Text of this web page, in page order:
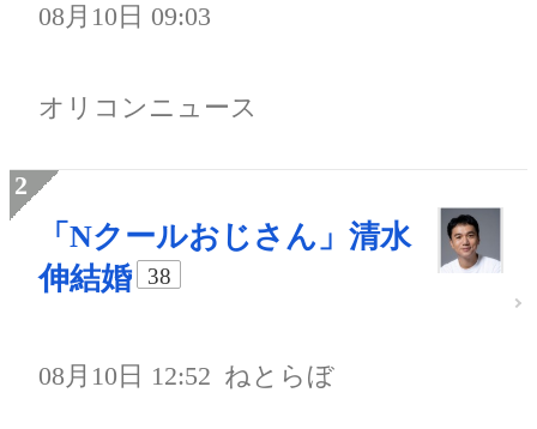
08月10日 09:03
オリコンニュース
「Nクールおじさん」清水
伸結婚
38
08月10日 12:52 ねとらぼ